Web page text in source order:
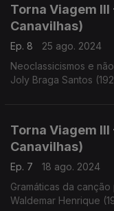
Torna Viagem III
Canavilhas)
Ep. 8
25 ago. 2024
Neoclassicismos e
Joly Braga Santos
Torna Viagem III
Canavilhas)
Ep. 7
18 ago. 2024
Gramáticas da canção
Waldemar Henrique